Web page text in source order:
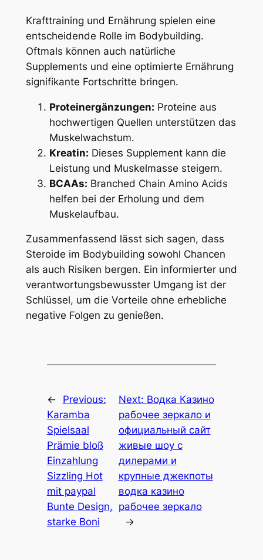
Krafttraining und Ernährung spielen eine
entscheidende Rolle im Bodybuilding.
Oftmals können auch natürliche
Supplements und eine optimierte Ernährung
signifikante Fortschritte bringen.
Proteinergänzungen: Proteine aus
hochwertigen Quellen unterstützen das
Muskelwachstum.
Kreatin: Dieses Supplement kann die
Leistung und Muskelmasse steigern.
BCAAs: Branched Chain Amino Acids
helfen bei der Erholung und dem
Muskelaufbau.
Zusammenfassend lässt sich sagen, dass
Steroide im Bodybuilding sowohl Chancen
als auch Risiken bergen. Ein informierter und
verantwortungsbewusster Umgang ist der
Schlüssel, um die Vorteile ohne erhebliche
negative Folgen zu genießen.
←
Previous:
Karamba
Spielsaal
Prämie bloß
Einzahlung
Sizzling Hot
mit paypal
Bunte Design,
starke Boni
Next: Водка Казино
рабочее зеркало и
официальный сайт
живые шоу с
дилерами и
крупные джекпоты
водка казино
рабочее зеркало
→